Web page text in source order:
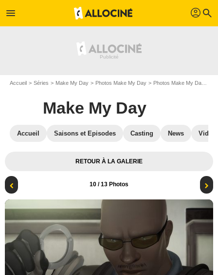
menu profil search
Accueil Séries Make My Day Photos Make My Day Photos Make My Day S01
Make My Day
Accueil Saisons et Episodes Casting News
RETOUR À LA GALERIE
10 / 13 Photos